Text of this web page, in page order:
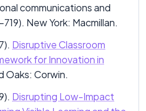
communications and
New York: Macmillan.
Disruptive Classroom
for Innovation in
Oaks: Corwin.
Disrupting Low-Impact